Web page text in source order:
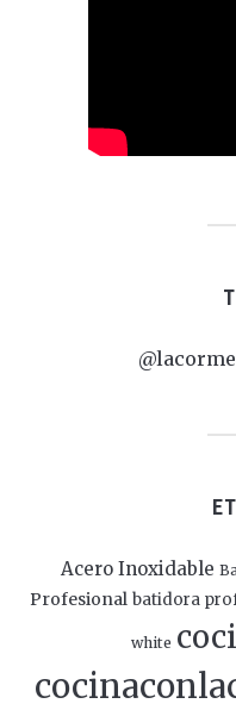
Acero Inoxidable
Profesional batidora
white